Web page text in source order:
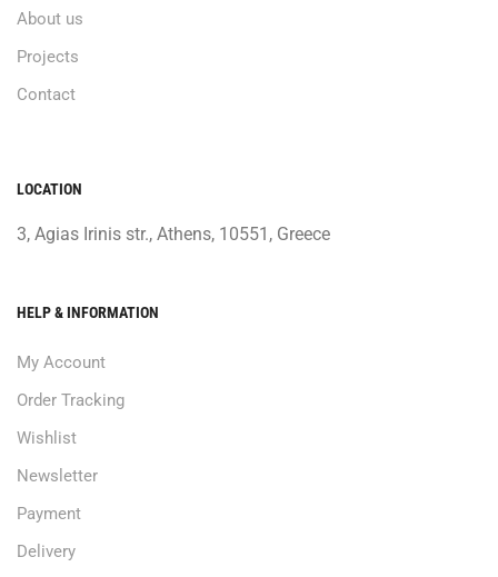
About us
Projects
Contact
LOCATION
3, Agias Irinis str., Athens, 10551, Greece
HELP & INFORMATION
My Account
Order Tracking
Wishlist
Newsletter
Payment
Delivery